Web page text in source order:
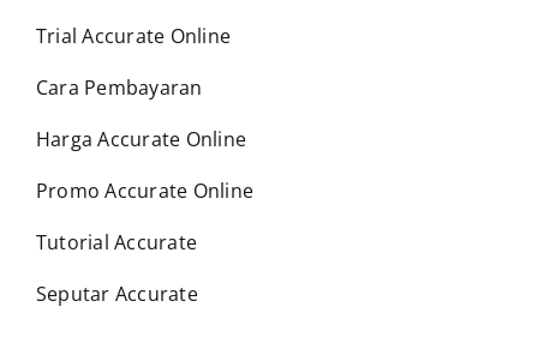
Trial Accurate Online
Cara Pembayaran
Harga Accurate Online
Promo Accurate Online
Tutorial Accurate
Seputar Accurate